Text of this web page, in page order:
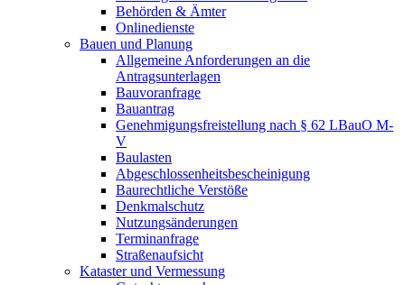
Behörden & Ämter
Onlinedienste
Bauen und Planung
Allgemeine Anforderungen an die
Antragsunterlagen
Bauvoranfrage
Bauantrag
Genehmigungsfreistellung nach § 62 LBauO M-
V
Baulasten
Abgeschlossenheits­bescheinigung
Baurechtliche Verstöße
Denkmalschutz
Nutzungsänderungen
Terminanfrage
Straßenaufsicht
Kataster und Vermessung